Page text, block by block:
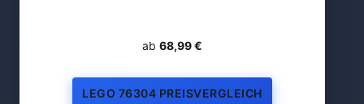
ab 68,99 €
LEGO 76304 PREISVERGLEICH